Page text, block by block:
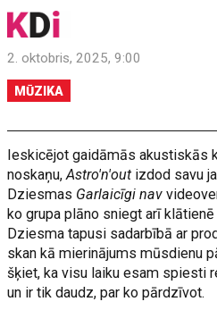
2. oktobris, 2025, 9:00
MŪZIKA
Ieskicējot gaidāmās akustiskās
noskaņu,Astro'n'outizdod savu
Dziesmas Garlaicīgi nav
ko grupa plāno sniegt arī
Dziesma tapusi sadarbībā ar
skan kā mierinājums mūsdienu
šķiet, ka visu laiku esam spiesti
un ir tik daudz, par ko pārdzīvot.